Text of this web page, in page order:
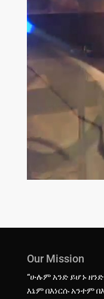
Our Mission
“ሁሉም አንድ ይሆኑ ዘንድ
እኔም በእነርሱ አንተም